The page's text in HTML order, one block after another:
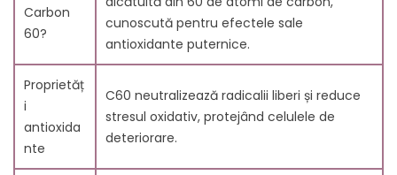
6.2. Rolul în reducerea inflamației
7. Dovezi științifice privind C60 și reducerea
7.1. Constatări din studiile pe animale
7.2. Perspective din cercetările emergente pe
oameni
8. Integrarea C60 într-un stil de viață sănătos
8.1. Sfaturi alimentare pentru gestionarea
Carbon
60?
cunoscută pentru efectele sale
antioxidante puternice.
Proprietăț
i
antioxida
nte
C60 neutralizează radicalii liberi și reduce
stresul oxidativ, protejând celulele de
deteriorare.